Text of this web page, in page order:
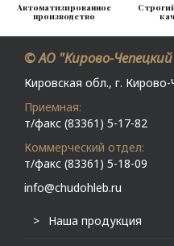
Автоматизированное
производство
© АО "Кирово-
Кировская обл., г.
Приемная:
т/факс (83361) 5-17-82
Коммерческий отдел:
т/факс (83361) 5-18-09
info@chudohleb.ru
Наша продукция